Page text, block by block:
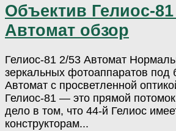
Объектив Гелиос-81
Автомат обзор
Гелиос-81 2/53 Автомат
зеркальных фотоаппаратов под
Автомат с просветленной
Гелиос-81 — это прямой
дело в том, что 44-й Гелиос
конструкторам...